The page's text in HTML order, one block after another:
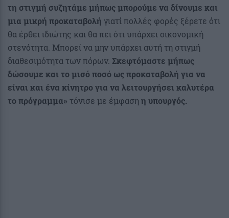
τη στιγμή συζητάμε μήπως μπορούμε να δίνουμε και
μια μικρή προκαταβολή γιατί πολλές φορές ξέρετε ότι
θα έρθει ιδιώτης και θα πει ότι υπάρχει οικονομική
στενότητα. Μπορεί να μην υπάρχει αυτή τη στιγμή
διαθεσιμότητα των πόρων. Σκεφτόμαστε μήπως
δώσουμε και το μισό ποσό ως προκαταβολή για να
είναι και ένα κίνητρο για να λειτουργήσει καλυτέρα
το πρόγραμμα» τόνισε με έμφαση η υπουργός.